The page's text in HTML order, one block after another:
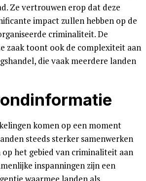
Ze vertrouwen erop dat deze
impact zullen hebben op de
criminaliteit. De
zaak toont ook de complexiteit aan
die vaak meerdere landen
komen op een moment
steeds sterker samenwerken
het gebied van criminaliteit aan
inspanningen zijn een